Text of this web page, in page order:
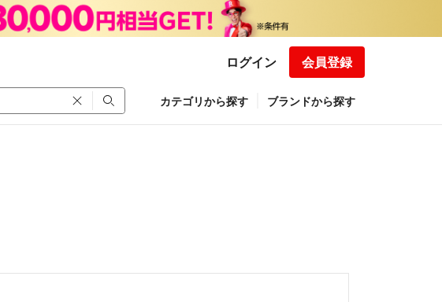
ログイン 会員登録
カテゴリから探す ブランドから探す